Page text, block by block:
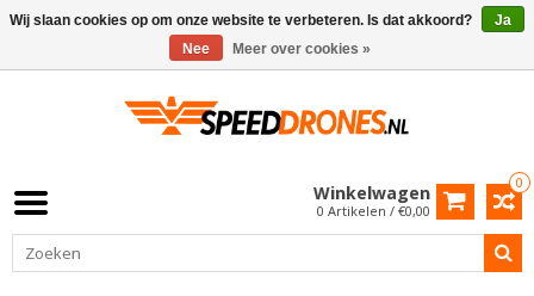
0
Winkelwagen
0 Artikelen / €0,00
Wij slaan cookies op om onze website te verbeteren. Is dat akkoord?
Ja
Nee
Meer over cookies »